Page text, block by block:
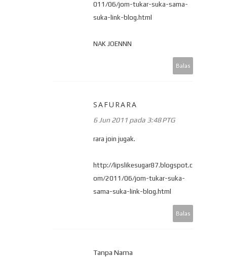
011/06/jom-tukar-suka-sama-
suka-link-blog.html
NAK JOENNN
Balas
SAFURARA
6 Jun 2011 pada 3:48 PTG
rara join jugak.
http://lipslikesugar87.blogspot.c
om/2011/06/jom-tukar-suka-
sama-suka-link-blog.html
Balas
Tanpa Nama